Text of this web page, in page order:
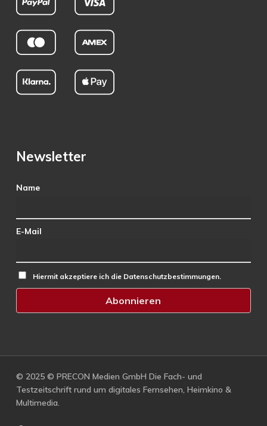
Newsletter
Name
E-Mail
Hiermit akzeptiere ich die Datenschutzbestimmungen.
© 2025 © PRECON Medien GmbH Die Fach- und
Testzeitschrift rund um digitales Fernsehen, Heimkino &
Multimedia.